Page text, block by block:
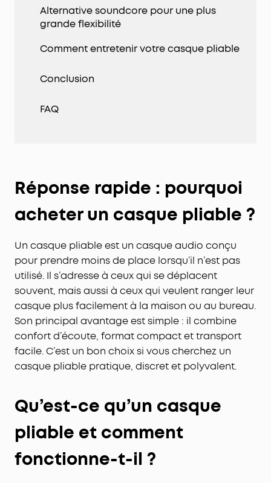
Alternative soundcore pour une plus
grande flexibilité
Comment entretenir votre casque pliable
Conclusion
FAQ
Réponse rapide : pourquoi
acheter un casque pliable ?
Un casque pliable est un casque audio conçu
pour prendre moins de place lorsqu’il n’est pas
utilisé. Il s’adresse à ceux qui se déplacent
souvent, mais aussi à ceux qui veulent ranger leur
casque plus facilement à la maison ou au bureau.
Son principal avantage est simple : il combine
confort d’écoute, format compact et transport
facile. C’est un bon choix si vous cherchez un
casque pliable pratique, discret et polyvalent.
Qu’est-ce qu’un casque
pliable et comment
fonctionne-t-il ?